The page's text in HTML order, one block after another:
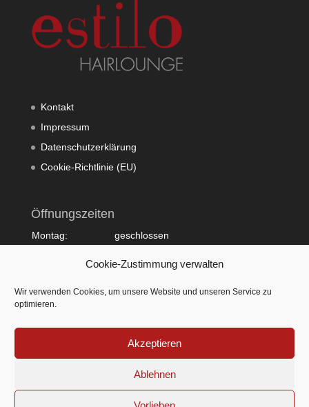
Cookie-Zustimmung verwalten
Wir verwenden Cookies, um unsere Website und unseren Service zu
optimieren.
Akzeptieren
Ablehnen
Kontakt
Impressum
Datenschutzerklärung
Cookie-Richtlinie (EU)
Öffnungszeiten
Montag:
geschlossen
09:00 - 18:00
Freitag: